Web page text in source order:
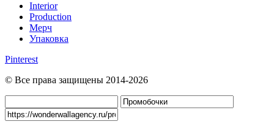
Interior
Production
Мерч
Упаковка
Pinterest
© Все права защищены 2014-2026